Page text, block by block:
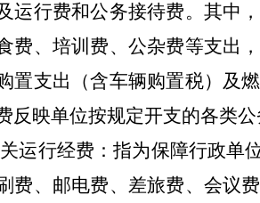
运行费和公务接待费。其中
费、培训费、公杂费等支出
置支出（含车辆购置税）及
反映单位按规定开支的各类
运行经费：指为保障行政单
费、邮电费、差旅费、会议